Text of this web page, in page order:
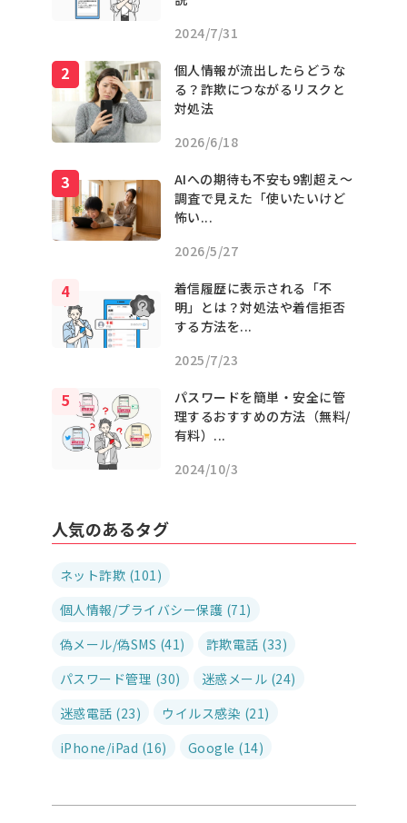
2024/7/31
個人情報が流出したらどうな
る？詐欺につながるリスクと
対処法
2026/6/18
AIへの期待も不安も9割超え〜
調査で見えた「使いたいけど
怖い...
2026/5/27
着信履歴に表示される「不
明」とは？対処法や着信拒否
する方法を...
2025/7/23
パスワードを簡単・安全に管
理するおすすめの方法（無料/
有料）...
2024/10/3
人気のあるタグ
ネット詐欺 (101)
個人情報/プライバシー保護 (71)
偽メール/偽SMS (41)
詐欺電話 (33)
パスワード管理 (30)
迷惑メール (24)
迷惑電話 (23)
ウイルス感染 (21)
iPhone/iPad (16)
Google (14)